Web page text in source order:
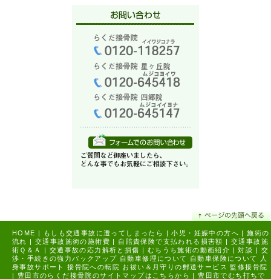
HOME | もしも交通事故に遭ってしまったら | 小児・妊娠中の方へ |
施術の
流れ | 交通事故施術の施術費 | 自賠責保険で支払われる損害額 | 交通事故施
術Ｑ＆Ａ
| 交通事故の応力解析と損傷 | むちうち施術の動画紹介 | 対談 | 交
渉・手続きの強力バックアップ 自動車修理について 自動車保険について
人
身事故サポート
接骨院への転院 お祓い＆月守りの郵送サービス
監修接骨院
|
豊田市のらくだ接骨院のサイトマップはこちらから | 豊田市でむち打ちで